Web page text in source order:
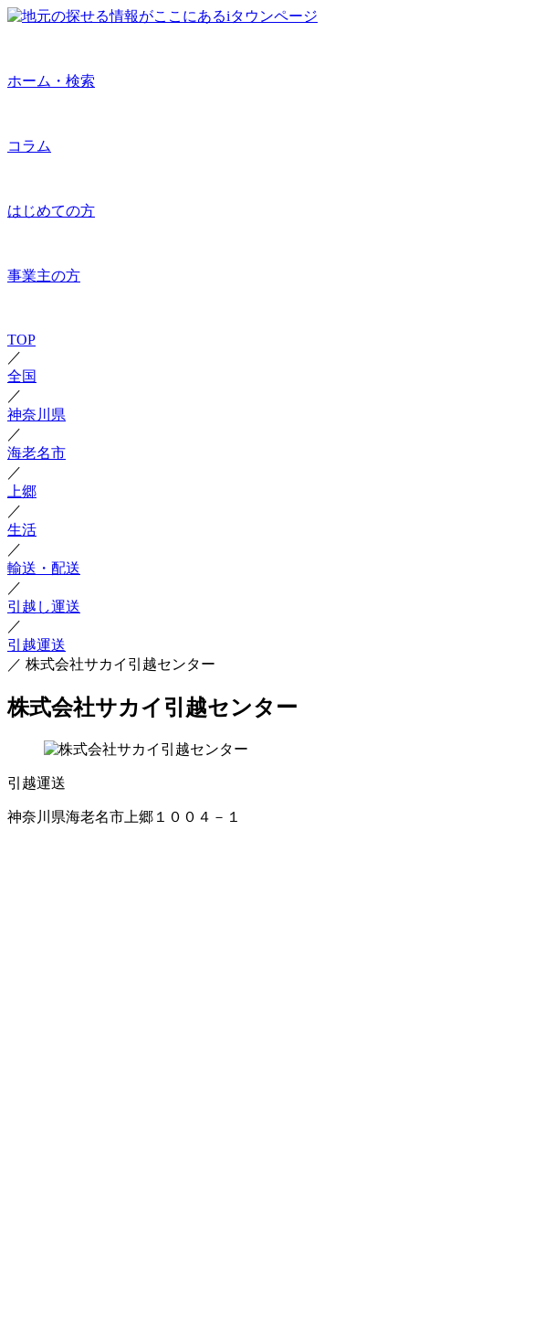
ホーム・検索
コラム
はじめての方
事業主の方
TOP
／
全国
／
神奈川県
／
海老名市
／
上郷
／
生活
／
輸送・配送
／
引越し運送
／
引越運送
／ 株式会社サカイ引越センター
株式会社サカイ引越センター
引越運送
神奈川県海老名市上郷１００４－１